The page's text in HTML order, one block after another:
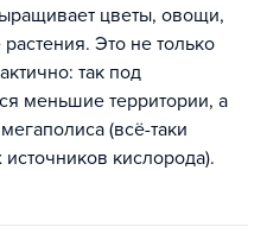
цветы, овощи,
Это не только
так под
меньшие территории, а
(всё-таки
кислорода).